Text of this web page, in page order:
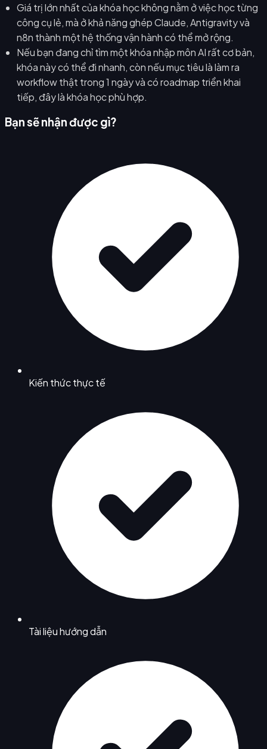
Giá trị lớn nhất của khóa học không nằm ở việc học từng
công cụ lẻ, mà ở khả năng ghép Claude, Antigravity và
n8n thành một hệ thống vận hành có thể mở rộng.
Nếu bạn đang chỉ tìm một khóa nhập môn AI rất cơ bản,
khóa này có thể đi nhanh, còn nếu mục tiêu là làm ra
workflow thật trong 1 ngày và có roadmap triển khai
tiếp, đây là khóa học phù hợp.
Bạn sẽ nhận được gì?
Kiến thức thực tế
Tài liệu hướng dẫn